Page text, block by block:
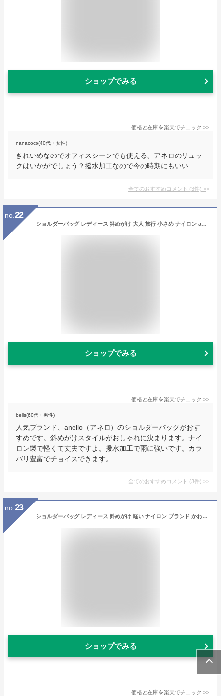
ショップでみる
価格と在庫を楽天でチェック >>
nanacoco(40代・女性)
きれいめなのでオフィスシーンでも使える、アネロのリュッ
クはいかがでしょう？撥水加工なので今の時期にもいい
全てのおすすめコメント (3件) >
no. 22
ショルダーバッグ レディース 斜めがけ 大人 旅行 小さめ ナイロン anello アネロ おしゃれ 可愛い 韓国 軽い カジュアル 撥水 黒 ママバッグ 女子高生
ショップでみる
価格と在庫を楽天でチェック >>
bells(60代・男性)
人気ブランド、anello（アネロ）のショルダーバッグがおす
すめです。斜めがけスタイルがおしゃれに決まります。ナイ
ロン製で軽くて丈夫ですよ。撥水加工で雨に強いです。カラ
バリ豊富でチョイスできます。
全てのおすすめコメント (3件) >
no. 23
ショルダーバッグ レディース 斜めがけ 軽い ナイロン ブランド かわいい 小さめ 横型 ショルダー バッグ HIROKO KOSHINO SPORTS ヒロココシノスポーツ HLD04 ギフト レディース・母の日・プレゼント
ショップでみる
価格と在庫を楽天でチェック >>